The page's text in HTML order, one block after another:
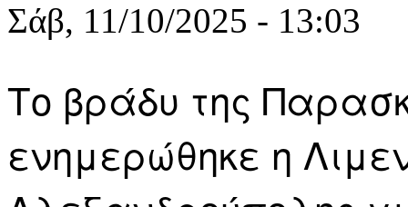
Σάβ, 11/10/2025 - 13:03
Το βράδυ της
ενημερώθηκε η